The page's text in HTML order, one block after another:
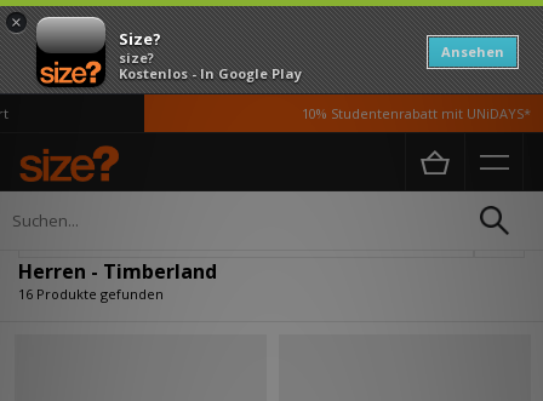
×
Size?
size?
Kostenlos - In Google Play
Ansehen
10% Studentenrabatt mit UNiDAYS*
Home Herren
Herren - Timberland
16 Produkte gefunden